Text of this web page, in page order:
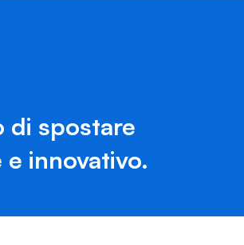
di spostare
innovativo.